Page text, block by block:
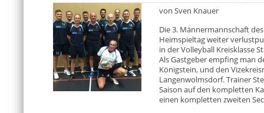
von Sven Knauer
Die 3. Männermannschaft
Heimspieltag weiter
in der Volleyball Kreisklasse
Als Gastgeber empfing man
Königstein, und den
Langenwolmsdorf. Trainer
Saison auf den kompletten
einen kompletten zweiten